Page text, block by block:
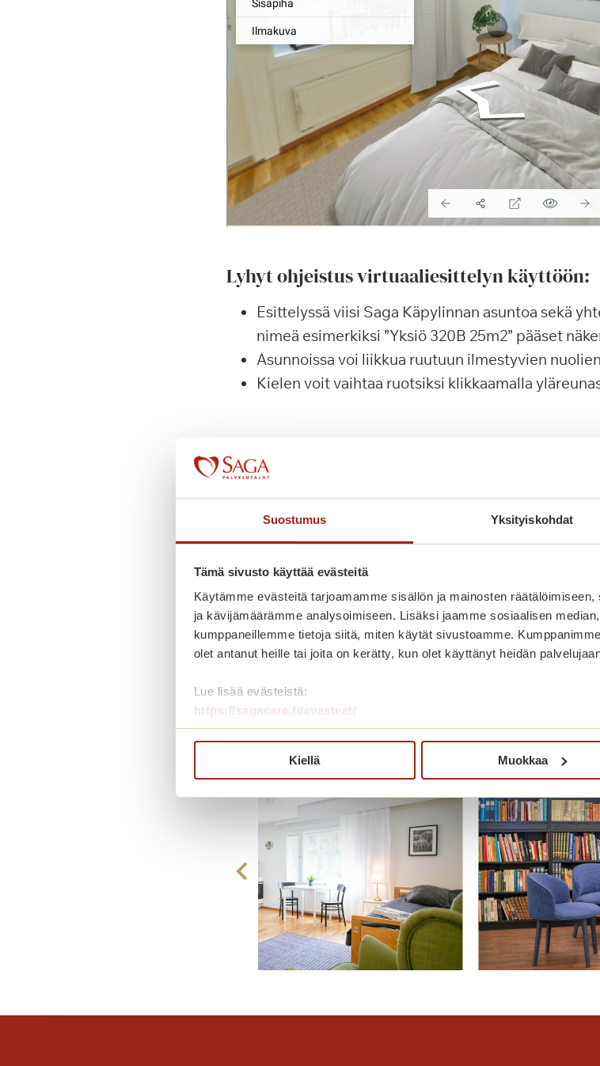
Suostumus Yksityiskohdat
Tämä sivusto käyttää evästeitä
Käytämme evästeitä tarjoamamme sisällön ja mainosten
ja kävijämäärämme analysoimiseen. Lisäksi jaamme sosiaalisen
kumppaneillemme tietoja siitä, miten käytät sivustoamme.
olet antanut heille tai joita on kerätty, kun olet käyttänyt heidän
Lue lisää evästeistä:
https://sagacare.fi/evasteet/
Kiellä Muokkaa
Lyhyt ohjeistus virtuaaliesittelyn käyttöön:
Esittelyssä viisi Saga Käpylinnan asuntoa sekä
nimeä esimerkiksi ”Yksiö 320B 25m2” pääset
Asunnoissa voi liikkua ruutuun ilmestyvien
Kielen voit vaihtaa ruotsiksi klikkaamalla
Mistä näen vapaana olevat
Siirry tästä Saga Käpylinnan kotisivulle
Soita ja kysy lisää tai varaa
Maksuton numero0800-06116(ark. klo 9-15),
Kuvagalleria